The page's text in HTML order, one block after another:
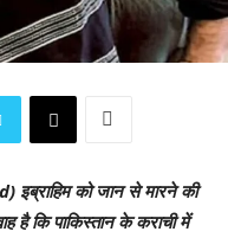
को जान से मारने की
कि पाकिस्तान के कराची में